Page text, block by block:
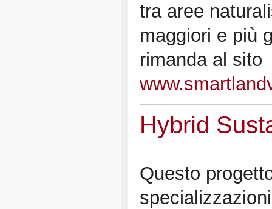
tra aree
maggiori e più
rimanda al sito
Hybrid
Questo